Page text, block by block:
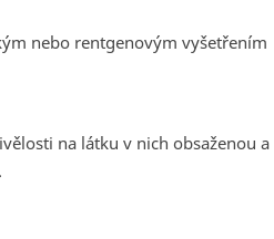
nebo rentgenovým vyšetřením
na látku v nich obsaženou